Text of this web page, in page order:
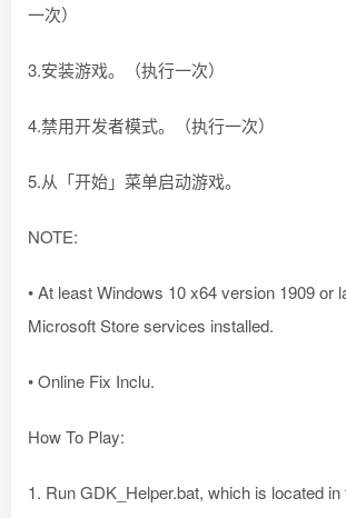
一次）
3.安装游戏。（执行一次）
4.禁用开发者模式。（执行一次）
5.从「开始」菜单启动游戏。
NOTE:
• At least Windows 10 x64 version 1909 or
Microsoft Store services installed.
• Online Fix Inclu.
How To Play:
1. Run GDK_Helper.bat, which is located in